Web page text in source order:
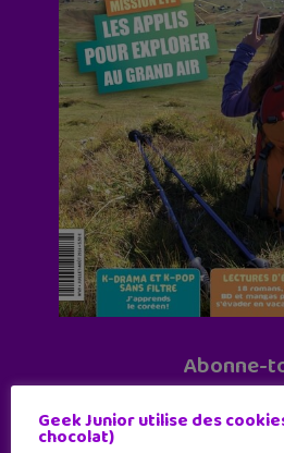
Abonne-
Geek Junior utilise des
chocolat)